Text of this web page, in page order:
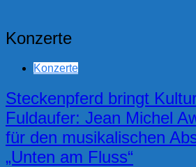
Konzerte
Konzerte
Steckenpferd bringt
Fuldaufer: Jean Michel
für den musikalischen
„Unten am Fluss“